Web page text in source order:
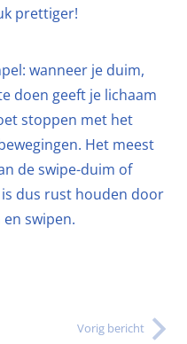
prettiger!
wanneer je duim,
doen geeft je lichaam
stoppen met het
Het meest
de swipe-duim of
dus rust houden door
swipen.
Vorig bericht